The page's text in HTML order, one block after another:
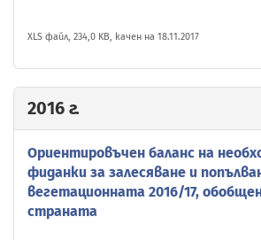
XLS файл, 234,0 KB, качен на 18.11.2017
2016 г.
Ориентировъчен баланс на
фиданки за залесяване и
вегетационната 2016/17,
страната